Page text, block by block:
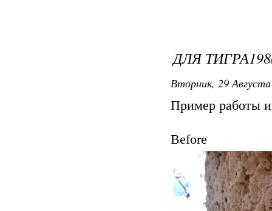
ДЛЯ
Вторник, 29
Пример работы
Before